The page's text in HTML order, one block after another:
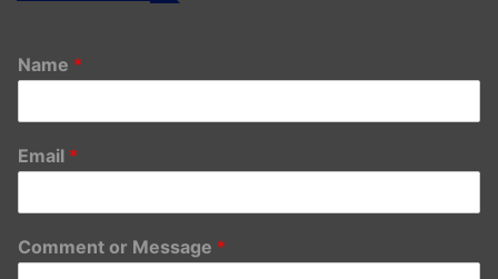
Name *
Email *
Comment or Message *